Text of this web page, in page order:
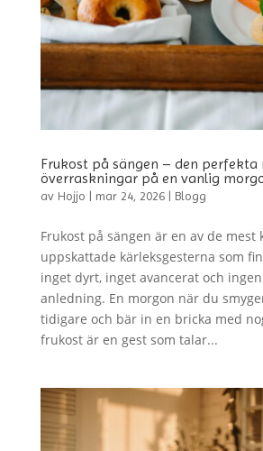
Frukost på sängen – den
överraskningar på en vanlig
av Hojjo | mar 24, 2026| Blogg
Frukost på sängen är en av de mest
uppskattade kärleksgesterna som
inget dyrt, inget avancerat och
anledning. En morgon när du
tidigare och bär in en bricka med
frukost är en gest som talar...